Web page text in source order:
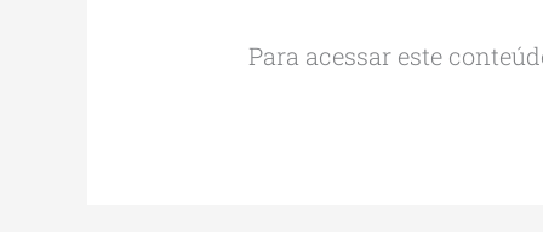
Para acessar este